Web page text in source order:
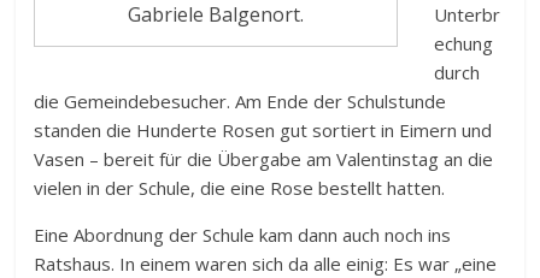
Gabriele Balgenort.
Unterbr
echung
durch
die Gemeindebesucher. Am Ende der Schulstunde
standen die Hunderte Rosen gut sortiert in Eimern und
Vasen – bereit für die Übergabe am Valentinstag an die
vielen in der Schule, die eine Rose bestellt hatten.
Eine Abordnung der Schule kam dann auch noch ins
Ratshaus. In einem waren sich da alle einig: Es war „eine